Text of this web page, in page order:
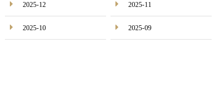
2025-12 2025-11
2025-10 2025-09